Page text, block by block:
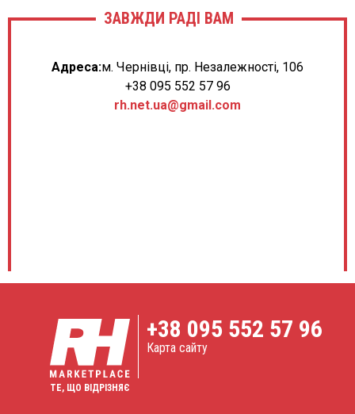
ЗАВЖДИ РАДІ ВАМ
Адреса:м. Чернівці, пр. Незалежності, 106
+38 095 552 57 96
rh.net.ua@gmail.com
ТЕ, ЩО ВІДРІЗНЯЄ
+38 095 552 57 96
Карта сайту